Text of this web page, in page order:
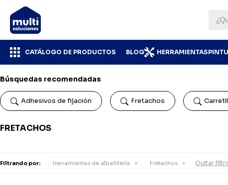
CATÁLOGO DE PRODUCTOS BLOG HERRAMIENTAS
Búsquedas recomendadas
Adhesivos de fijación Fretachos
FRETACHOS
Filtrando por: Herramientas de albañilería Fretachos Quitar